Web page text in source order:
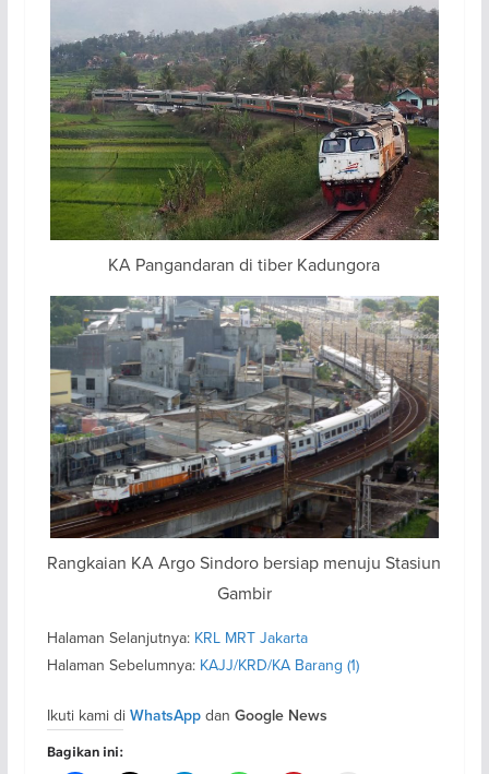
KA Pangandaran di tiber Kadungora
Rangkaian KA Argo Sindoro bersiap menuju Stasiun
Gambir
Halaman Selanjutnya: KRL MRT Jakarta
Halaman Sebelumnya: KAJJ/KRD/KA Barang (1)
Ikuti kami di WhatsAppdan Google News
Bagikan ini: